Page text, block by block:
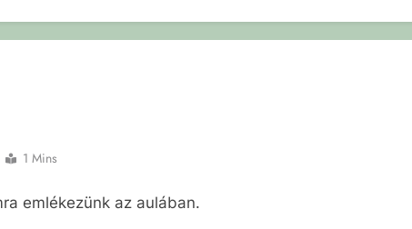
1 Mins
emlékezünk az aulában.